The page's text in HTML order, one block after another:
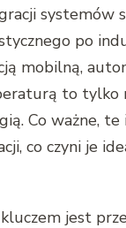
systemów
po
mobilną,
to tylko
Co ważne, te
co czyni je
jest